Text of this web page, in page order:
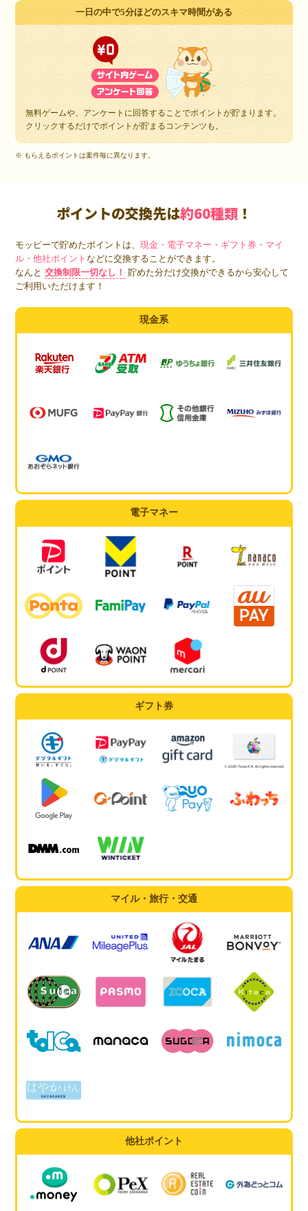
一日の中で5分ほどのスキマ時間がある
無料ゲームや、アンケートに回答することでポイントが貯まります。
クリックするだけでポイントが貯まるコンテンツも。
※ もらえるポイントは案件毎に異なります。
ポイントの交換先は約60種類 ！
モッピーで貯めたポイントは、現金・電子マネー・ギフト券・マイ
ル・他社ポイントなどに交換することができます。
なんと 交換制限一切なし！
貯めた分だけ交換ができるから安心して
ご利用いただけます！
現金系
電子マネー
ギフト券
マイル・旅行・交通
他社ポイント